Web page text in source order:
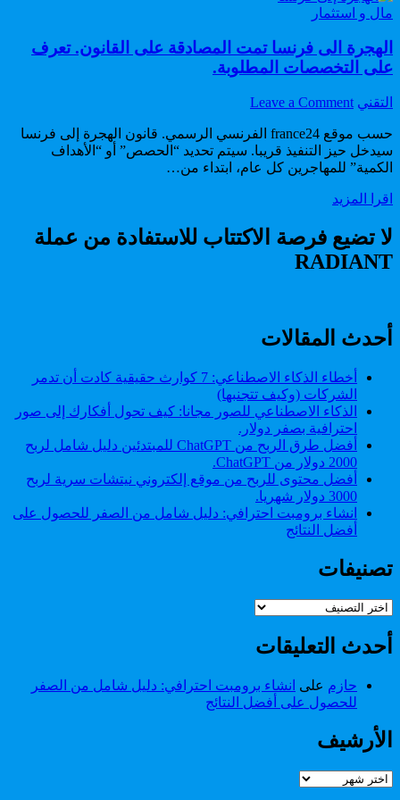
Posted
مال و استثمار
الهجرة الى فرنسا تمت المصادقة على القانون. تعرف
على التخصصات المطلوبة.
Author:
التقني Leave a Comment
on
الى
فرنسا
تمت
تعرف
حسب موقع france24 الفرنسي الرسمي. قانون الهجرة إلى فرنسا
سيدخل حيز التنفيذ قريبا. سيتم تحديد “الحصص” أو “الأهداف
الكمية” للمهاجرين كل عام، ابتداء من…
اقرا المزيد
فرنسا
تمت
المصادقة
على
التخصصات
المطلوبة.
لا تضيع فرصة الاكتتاب للاستفادة من عملة
RADIANT
أحدث المقالات
أخطاء الذكاء الاصطناعي: 7 كوارث حقيقية كادت أن تدمر
الشركات (وكيف تتجنبها)
الذكاء الاصطناعي للصور مجانا: كيف تحول أفكارك إلى صور
احترافية بصفر دولار.
أفضل طرق الربح من ChatGPT للمبتدئين دليل شامل لربح
2000 دولار من ChatGPT.
أفضل محتوى للربح من موقع إلكتروني نيتشات سرية لربح
3000 دولار شهريا.
انشاء برومبت احترافي: دليل شامل من الصفر للحصول على
أفضل النتائج
تصنيفات
تصنيفات
أحدث التعليقات
حازم على انشاء برومبت احترافي: دليل شامل من الصفر
للحصول على أفضل النتائج
الأرشيف
الأرشيف